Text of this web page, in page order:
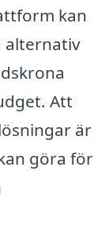
kan
alternativ
Att
är
göra för